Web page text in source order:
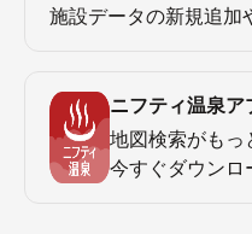
施設データの新規追加
ニフティ温泉ア
地図検索がもっ
今すぐダウンロ